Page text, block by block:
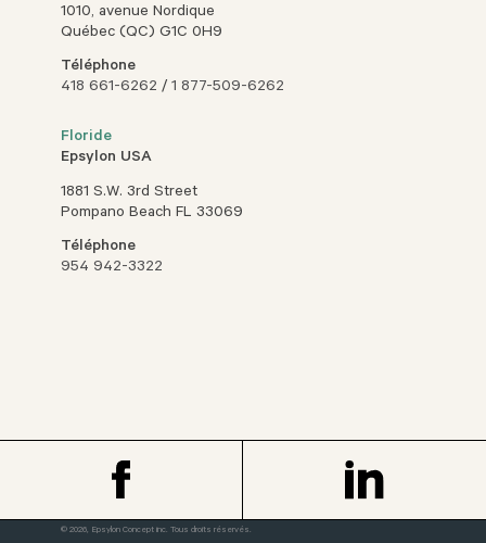
1010, avenue Nordique
Québec (QC) G1C 0H9
Téléphone
418 661-6262 /1 877-509-6262
Floride
Epsylon USA
1881 S.W. 3rd Street
Pompano Beach FL 33069
Téléphone
954 942-3322
© 2026, Epsylon Concept inc. Tous droits réservés.